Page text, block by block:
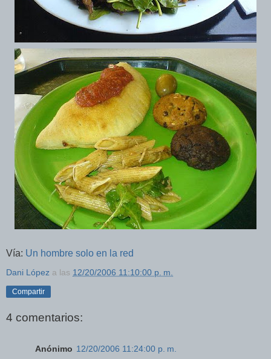
Vía: Un hombre solo en la red
Dani López a las 12/20/2006 11:10:00 p. m.
Compartir
4 comentarios:
Anónimo 12/20/2006 11:24:00 p. m.